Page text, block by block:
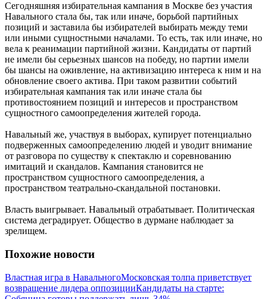
Сегодняшняя избирательная кампания в Москве без участия
Навального стала бы, так или иначе, борьбой партийных
позиций и заставила бы избирателей выбирать между теми
или иными сущностными началами. То есть, так или иначе, но
вела к реанимации партийной жизни. Кандидаты от партий
не имели бы серьезных шансов на победу, но партии имели
бы шансы на оживление, на активизацию интереса к ним и на
обновление своего актива. При таком развитии событий
избирательная кампания так или иначе стала бы
противостоянием позиций и интересов и пространством
сущностного самоопределения жителей города.
Навальный же, участвуя в выборах, купирует потенциально
подверженных самоопределению людей и уводит внимание
от разговора по существу к спектаклю и соревнованию
имитаций и скандалов. Кампания становится не
пространством сущностного самоопределения, а
пространством театрально-скандальной постановки.
Власть выигрывает. Навальный отрабатывает. Политическая
система деградирует. Общество в дурмане наблюдает за
зрелищем.
Похожие новости
Властная игра в НавальногоМосковская толпа приветствует
возвращение лидера оппозицииКандидаты на старте: